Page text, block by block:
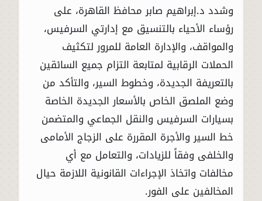
وشدد د.إبراهيم صابر محافظ القاهرة، على
رؤساء الأحياء بالتنسيق مع إدارتي السرفيس،
والمواقف، والإدارة العامة للمرور لتكثيف
الحملات الرقابية لمتابعة التزام جميع السائقين
بالتعريفة الجديدة، وخطوط السير، والتأكد من
وضع الملصق الخاص بالأسعار الجديدة الخاصة
بسيارات السرفيس والنقل الجماعي والمتضمن
خط السير والأجرة المقررة على الزجاج الأمامى
والخلفى وفقاً للزيادات، والتعامل مع أي
مخالفات واتخاذ الإجراءات القانونية اللازمة حيال
المخالفين على الفور.